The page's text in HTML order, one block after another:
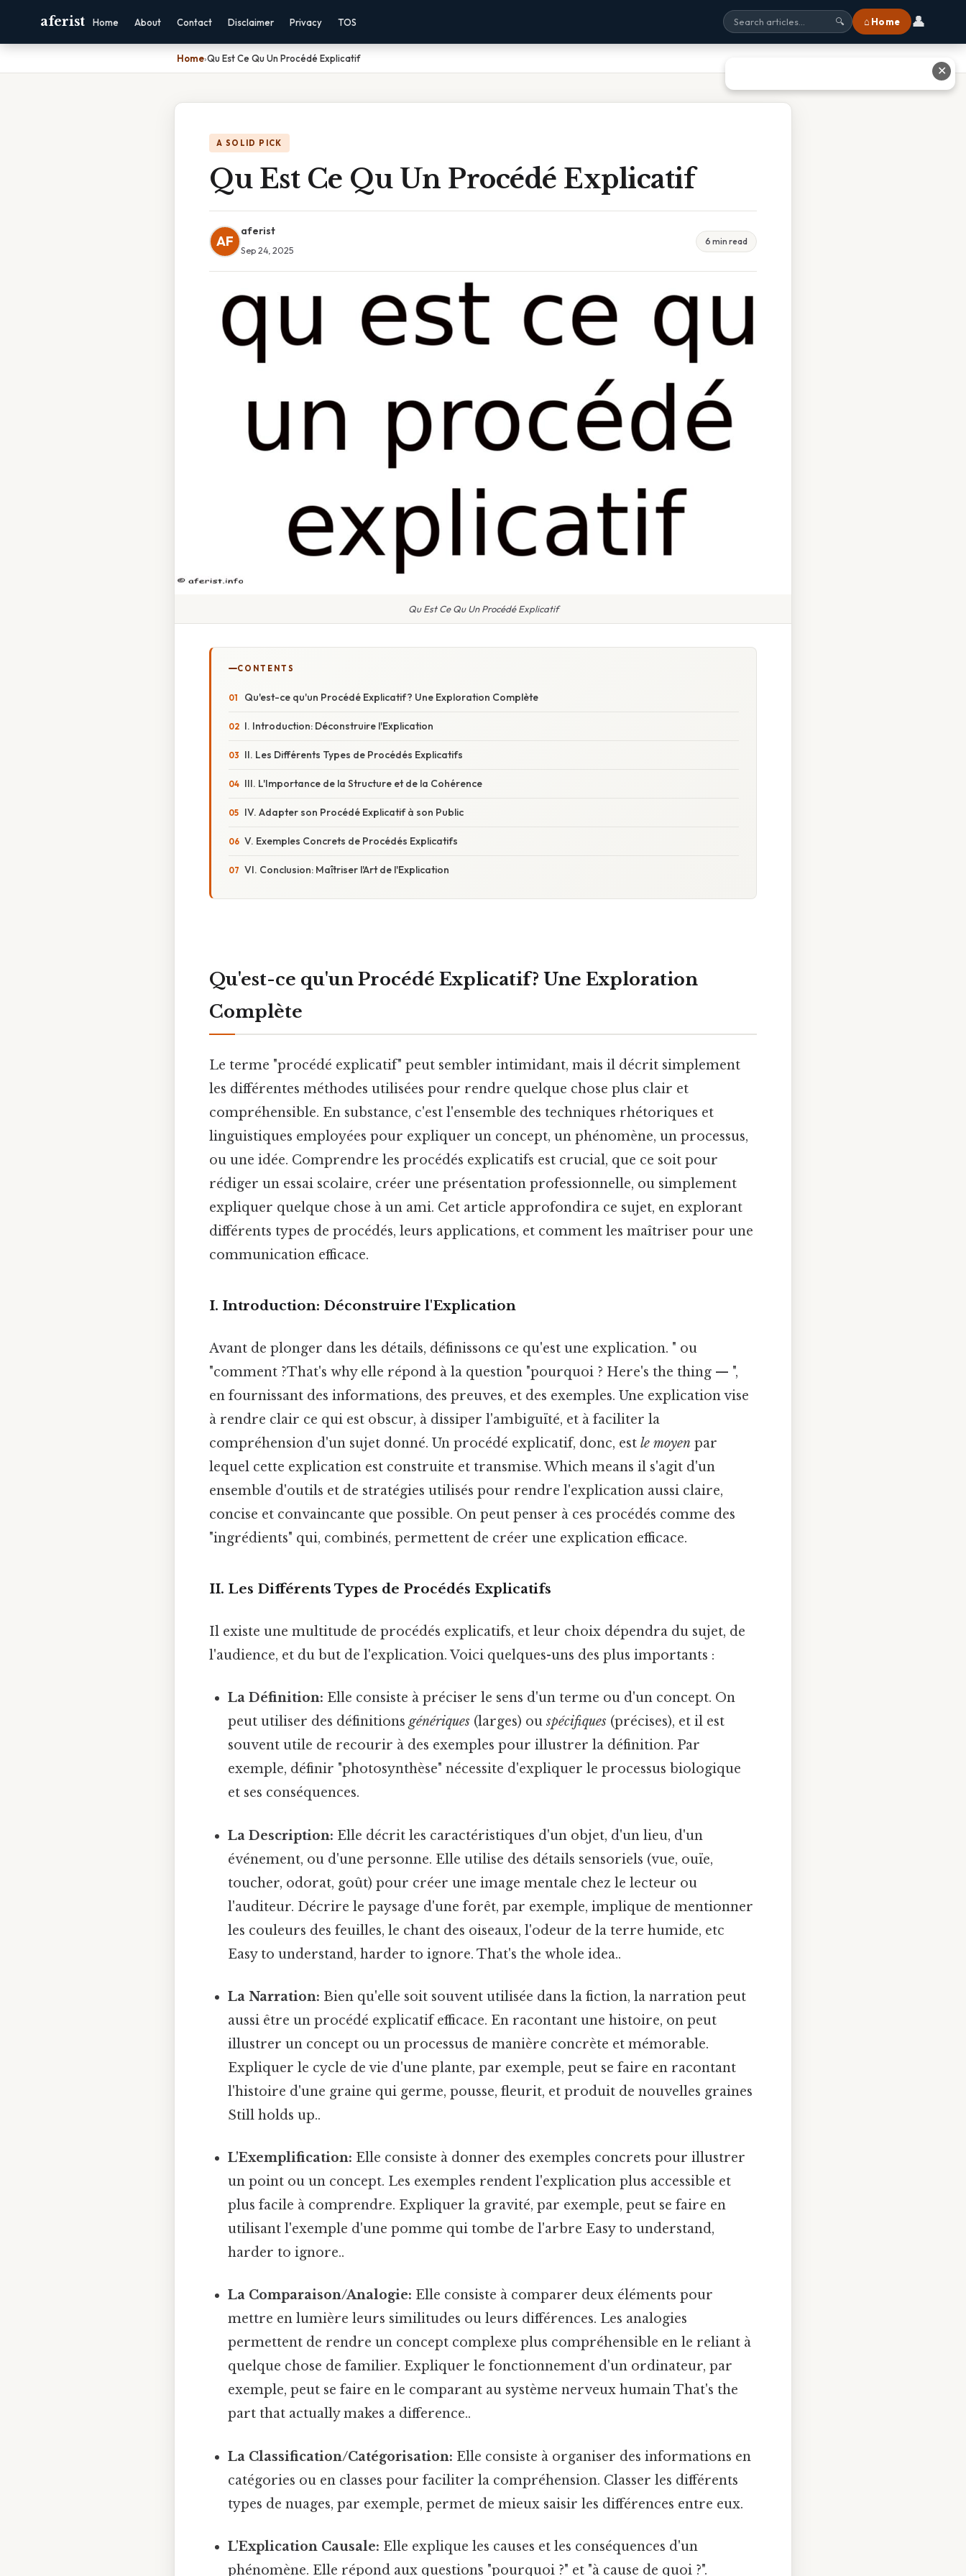
aferist Home About Contact Disclaimer Privacy TOS 🔍 ⌂ Home 👤
Home›Qu Est Ce Qu Un Procédé Explicatif
A SOLID PICK
Qu Est Ce Qu Un Procédé Explicatif
AF
aferist
Sep 24, 2025
6 min read
Qu Est Ce Qu Un Procédé Explicatif
CONTENTS
Qu'est-ce qu'un Procédé Explicatif? Une Exploration Complète
I. Introduction: Déconstruire l'Explication
II. Les Différents Types de Procédés Explicatifs
III. L'Importance de la Structure et de la Cohérence
IV. Adapter son Procédé Explicatif à son Public
V. Exemples Concrets de Procédés Explicatifs
VI. Conclusion: Maîtriser l'Art de l'Explication
Qu'est-ce qu'un Procédé Explicatif? Une Exploration
Complète
Le terme "procédé explicatif" peut sembler intimidant, mais il décrit simplement
les différentes méthodes utilisées pour rendre quelque chose plus clair et
compréhensible. En substance, c'est l'ensemble des techniques rhétoriques et
linguistiques employées pour expliquer un concept, un phénomène, un processus,
ou une idée. Comprendre les procédés explicatifs est crucial, que ce soit pour
rédiger un essai scolaire, créer une présentation professionnelle, ou simplement
expliquer quelque chose à un ami. Cet article approfondira ce sujet, en explorant
différents types de procédés, leurs applications, et comment les maîtriser pour une
communication efficace.
I. Introduction: Déconstruire l'Explication
Avant de plonger dans les détails, définissons ce qu'est une explication. " ou
"comment ?That's why elle répond à la question "pourquoi ? Here's the thing — ",
en fournissant des informations, des preuves, et des exemples. Une explication vise
à rendre clair ce qui est obscur, à dissiper l'ambiguïté, et à faciliter la
compréhension d'un sujet donné. Un procédé explicatif, donc, est le moyen par
lequel cette explication est construite et transmise. Which means il s'agit d'un
ensemble d'outils et de stratégies utilisés pour rendre l'explication aussi claire,
concise et convaincante que possible. On peut penser à ces procédés comme des
"ingrédients" qui, combinés, permettent de créer une explication efficace.
II. Les Différents Types de Procédés Explicatifs
Il existe une multitude de procédés explicatifs, et leur choix dépendra du sujet, de
l'audience, et du but de l'explication. Voici quelques-uns des plus importants :
La Définition: Elle consiste à préciser le sens d'un terme ou d'un concept. On
peut utiliser des définitionsgénériques (larges) ouspécifiques (précises), et il est
souvent utile de recourir à des exemples pour illustrer la définition. Par
exemple, définir "photosynthèse" nécessite d'expliquer le processus biologique
et ses conséquences.
La Description: Elle décrit les caractéristiques d'un objet, d'un lieu, d'un
événement, ou d'une personne. Elle utilise des détails sensoriels (vue, ouïe,
toucher, odorat, goût) pour créer une image mentale chez le lecteur ou
l'auditeur. Décrire le paysage d'une forêt, par exemple, implique de mentionner
les couleurs des feuilles, le chant des oiseaux, l'odeur de la terre humide, etc
Easy to understand, harder to ignore. That's the whole idea..
La Narration: Bien qu'elle soit souvent utilisée dans la fiction, la narration peut
aussi être un procédé explicatif efficace. En racontant une histoire, on peut
illustrer un concept ou un processus de manière concrète et mémorable.
Expliquer le cycle de vie d'une plante, par exemple, peut se faire en racontant
l'histoire d'une graine qui germe, pousse, fleurit, et produit de nouvelles graines
Still holds up..
L'Exemplification: Elle consiste à donner des exemples concrets pour illustrer
un point ou un concept. Les exemples rendent l'explication plus accessible et
plus facile à comprendre. Expliquer la gravité, par exemple, peut se faire en
utilisant l'exemple d'une pomme qui tombe de l'arbre Easy to understand,
harder to ignore..
La Comparaison/Analogie: Elle consiste à comparer deux éléments pour
mettre en lumière leurs similitudes ou leurs différences. Les analogies
permettent de rendre un concept complexe plus compréhensible en le reliant à
quelque chose de familier. Expliquer le fonctionnement d'un ordinateur, par
exemple, peut se faire en le comparant au système nerveux humain That's the
part that actually makes a difference..
La Classification/Catégorisation: Elle consiste à organiser des informations en
catégories ou en classes pour faciliter la compréhension. Classer les différents
types de nuages, par exemple, permet de mieux saisir les différences entre eux.
L'Explication Causale: Elle explique les causes et les conséquences d'un
phénomène. Elle répond aux questions "pourquoi ?" et "à cause de quoi ?".
✕